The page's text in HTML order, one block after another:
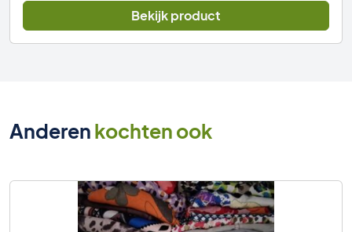
Bekijk product
Anderenkochten ook